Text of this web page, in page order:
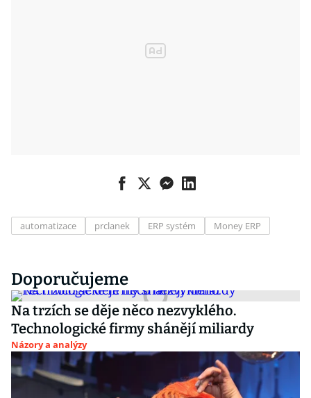
automatizace prclanek ERP systém Money ERP
Doporučujeme
Na trzích se děje něco nezvyklého.
Technologické firmy shánějí miliardy
Názory a analýzy